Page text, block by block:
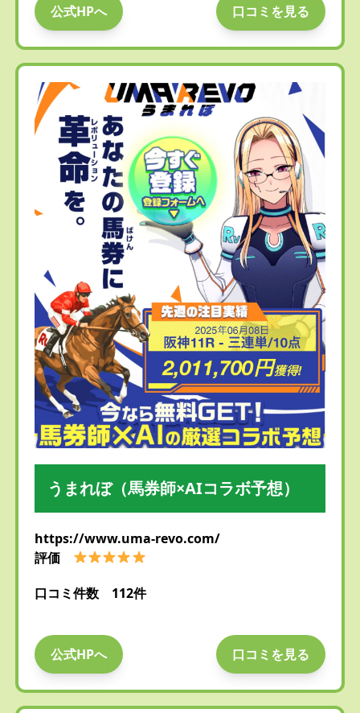
公式HPへ 口コミを見る
うまれぼ（馬券師×AIコラボ予想）
https://www.uma-revo.com/
評価
口コミ件数 112件
公式HPへ 口コミを見る